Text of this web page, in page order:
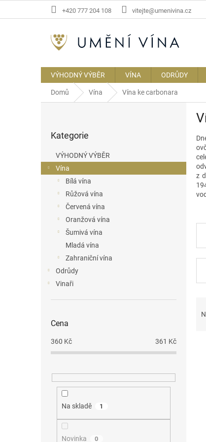
+420 777 204 108 vitejte@umenivina.cz
VÝHODNÝ VÝBĚR VÍNA ODRŮDY
Domů Vína Vína ke carbonara
a
n
kategorie
Kategorie
VÝHODNÝ VÝBĚR
Vína
Bílá vína
Růžová vína
Červená vína
Oranžová vína
Šumivá vína
Mladá vína
Zahraniční vína
Odrůdy
Vinaři
Cena
360 Kč 361 Kč
Na skladě 1
Novinka 0
z